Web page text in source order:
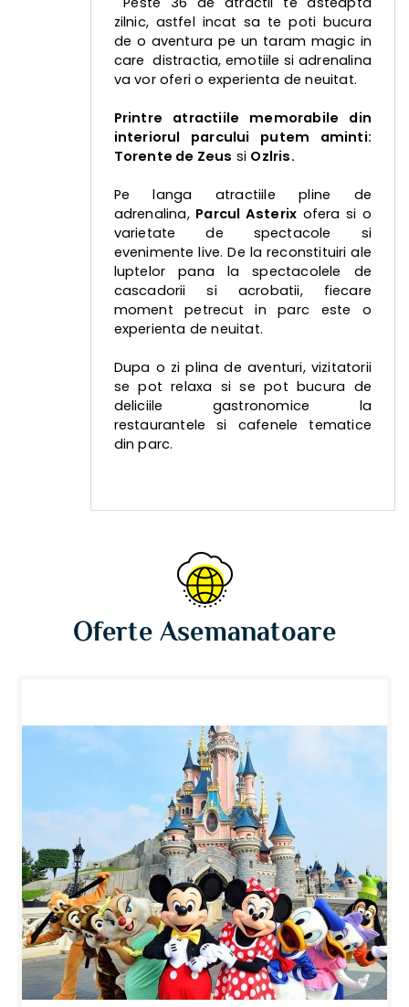
zilnic, astfel incat sa te poti bucura
de o aventura pe un taram magic in
care distractia, emotiile si adrenalina
va vor oferi o experienta de neuitat.
Printre atractiile memorabile din
interiorul parcului putem aminti:
Torente de Zeus si Ozlris.
Pe langa atractiile pline de
adrenalina, Parcul Asterix ofera si o
varietate de spectacole si
evenimente live. De la reconstituiri ale
luptelor pana la spectacolele de
cascadorii si acrobatii, fiecare
moment petrecut in parc este o
experienta de neuitat.
Dupa o zi plina de aventuri, vizitatorii
se pot relaxa si se pot bucura de
deliciile gastronomice la
restaurantele si cafenele tematice
din parc.
Oferte Asemanatoare